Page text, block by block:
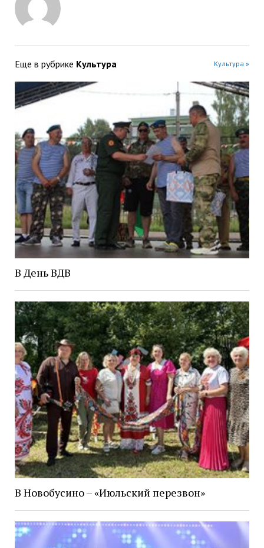
Еще в рубрике Культура Культура »
В День ВДВ
В Новобусино – «Июльский перезвон»